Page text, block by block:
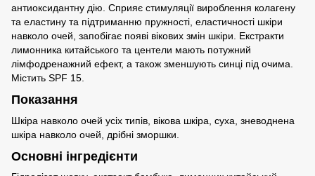
антиоксидантну дію. Сприяє стимуляції вироблення колагену
та еластину та підтриманню пружності, еластичності шкіри
навколо очей, запобігає появі вікових змін шкіри. Екстракти
лимонника китайського та центели мають потужний
лімфодренажний ефект, а також зменшують синці під очима.
Містить SPF 15.
Показання
Шкіра навколо очей усіх типів, вікова шкіра, суха, зневоднена
шкіра навколо очей, дрібні зморшки.
Основні інгредієнти